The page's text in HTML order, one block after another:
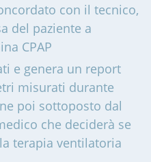
con il tecnico,
del paziente a
CPAP
e genera un report
misurati durante
poi sottoposto dal
che deciderà se
terapia ventilatoria